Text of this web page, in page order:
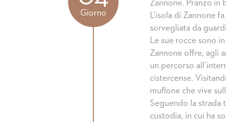
Giorno
Zannone. Pranzo in
L’isola di Zannone
sorvegliata da
Le sue rocce sono
Zannone offre, agli
un percorso
cistercense.
muflone che vive
Seguendo la strada
custodia, in cui ha